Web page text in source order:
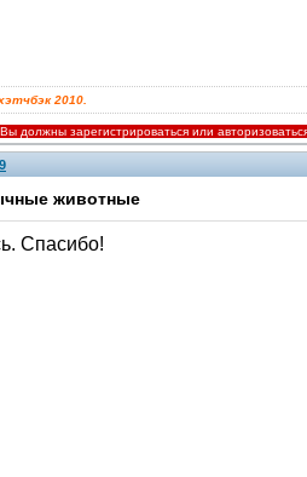
2010.
должны зарегистрироваться или
животные
Спасибо!